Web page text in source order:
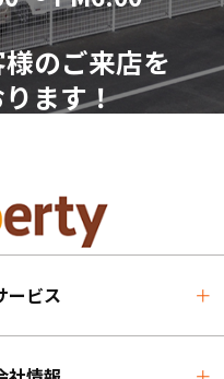
のご来店を
ます！
ービス